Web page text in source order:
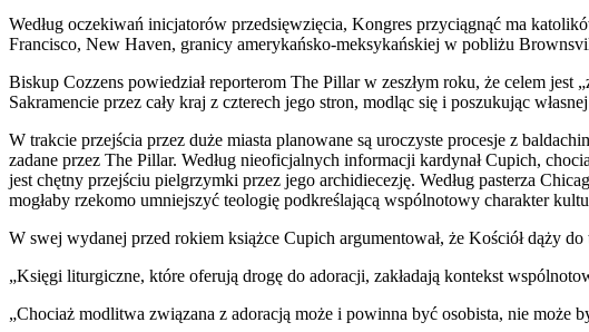
Według oczekiwań inicjatorów przedsięwzięcia, Kongres przyciągnąć ma
Francisco, New Haven, granicy amerykańsko-meksykańskiej w pobliżu
Biskup Cozzens powiedział reporterom The Pillar w zeszłym roku, że celem
Sakramencie przez cały kraj z czterech jego stron, modląc się i poszukując
W trakcie przejścia przez duże miasta planowane są uroczyste procesje z
zadane przez The Pillar. Według nieoficjalnych informacji kardynał Cupich,
jest chętny przejściu pielgrzymki przez jego archidiecezję. Według pasterza
mogłaby rzekomo umniejszyć teologię podkreślającą wspólnotowy charakter
W swej wydanej przed rokiem książce Cupich argumentował, że Kościół dąży
„Księgi liturgiczne, które oferują drogę do adoracji, zakładają kontekst
„Chociaż modlitwa związana z adoracją może i powinna być osobista, nie może